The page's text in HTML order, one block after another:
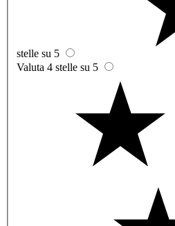
stelle su 5
Valuta 4 stelle su 5